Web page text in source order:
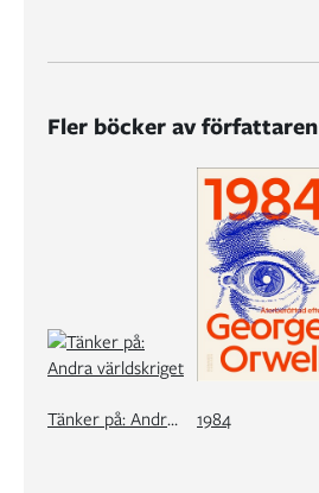
Fler böcker av författaren
Tänker på: Andra världskriget 1984